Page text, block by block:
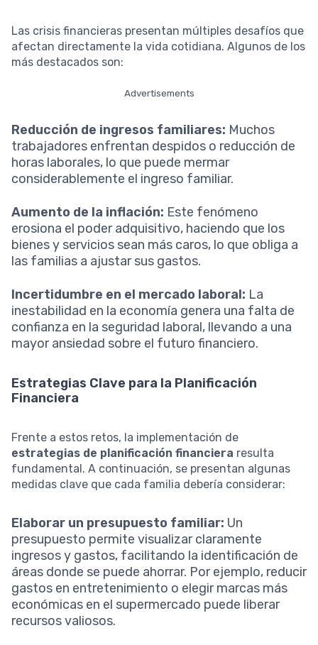
Las crisis financieras presentan múltiples desafíos que
afectan directamente la vida cotidiana. Algunos de los
más destacados son:
Advertisements
Reducción de ingresos familiares: Muchos
trabajadores enfrentan despidos o reducción de
horas laborales, lo que puede mermar
considerablemente el ingreso familiar.
Aumento de la inflación: Este fenómeno
erosiona el poder adquisitivo, haciendo que los
bienes y servicios sean más caros, lo que obliga a
las familias a ajustar sus gastos.
Incertidumbre en el mercado laboral: La
inestabilidad en la economía genera una falta de
confianza en la seguridad laboral, llevando a una
mayor ansiedad sobre el futuro financiero.
Estrategias Clave para la Planificación
Financiera
Frente a estos retos, la implementación de
estrategias de planificación financiera resulta
fundamental. A continuación, se presentan algunas
medidas clave que cada familia debería considerar:
Elaborar un presupuesto familiar: Un
presupuesto permite visualizar claramente
ingresos y gastos, facilitando la identificación de
áreas donde se puede ahorrar. Por ejemplo, reducir
gastos en entretenimiento o elegir marcas más
económicas en el supermercado puede liberar
recursos valiosos.